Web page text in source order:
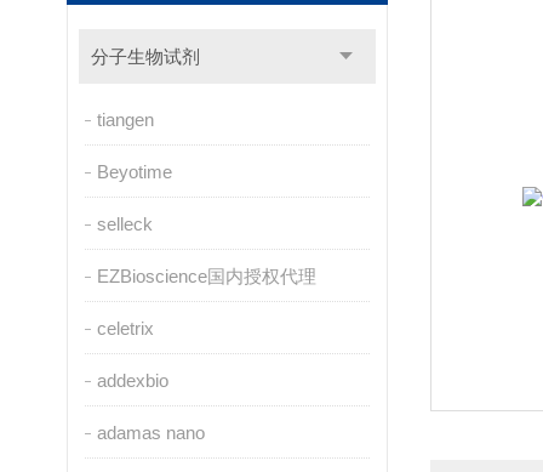
分子生物试剂
tiangen
Beyotime
selleck
EZBioscience国内授权代理
celetrix
addexbio
adamas nano